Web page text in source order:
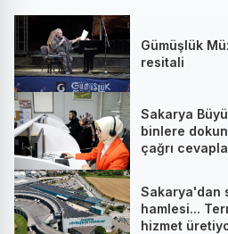
Gümüşlük
resitali
Sakarya
binlere
çağrı
Sakarya'dan
hamlesi...
hizmet